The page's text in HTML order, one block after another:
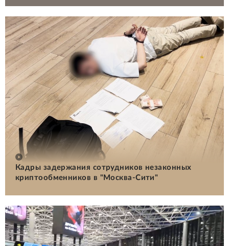
Кадры задержания сотрудников незаконных
криптообменников в "Москва-Сити"